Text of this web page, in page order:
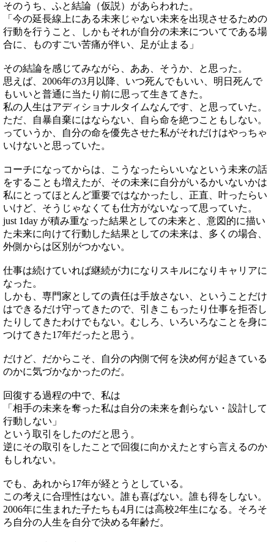
そのうち、ふと結論（仮説）があらわれた。
「今の延長線上にある未来じゃない未来を出現させるための
行動を行うこと、しかもそれが自分の未来についてである場
合に、ものすごい苦痛が伴い、足が止まる」
その結論を感じてみながら、ああ、そうか、と思った。
思えば、2006年の3月以降、いつ死んでもいい、明日死んで
もいいと普通に当たり前に思って生きてきた。
私の人生はアディショナルタイムなんです、と思っていた。
ただ、自暴自棄にはならない、自ら命を絶つこともしない。
っていうか、自分の命を優先させた私がそれだけはやっちゃ
いけないと思っていた。
コーチになってからは、こうなったらいいなという未来の話
をすることも増えたが、その未来に自分がいるかいないかは
私にとってほとんど重要ではなかったし、正直、叶ったらい
いけど、そうじゃなくても仕方がないなって思っていた。
just 1day が積み重なった結果としての未来と、意図的に描い
た未来に向けて行動した結果としての未来は、多くの場合、
外側からは区別がつかない。
仕事は続けていれば継続が力になりスキルになりキャリアに
なった。
しかも、専門家としての責任は手放さない、ということだけ
はできるだけ守ってきたので、引きこもったり仕事を拒否し
たりしてきたわけでもない。むしろ、いろいろなことを身に
つけてきた17年だったと思う。
だけど、だからこそ、自分の内側で何を決め何が起きている
のかに気づかなかったのだ。
回復する過程の中で、私は
「相手の未来を奪った私は自分の未来を創らない・設計して
行動しない」
という取引をしたのだと思う。
逆にその取引をしたことで回復に向かえたとすら言えるのか
もしれない。
でも、あれから17年が経とうとしている。
この考えに合理性はない。誰も喜ばない。誰も得をしない。
2006年に生まれた子たちも4月には高校2年生になる。そろそ
ろ自分の人生を自分で決める年齢だ。